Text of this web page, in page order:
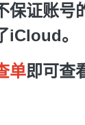
保证账号
iCloud。
单即可查